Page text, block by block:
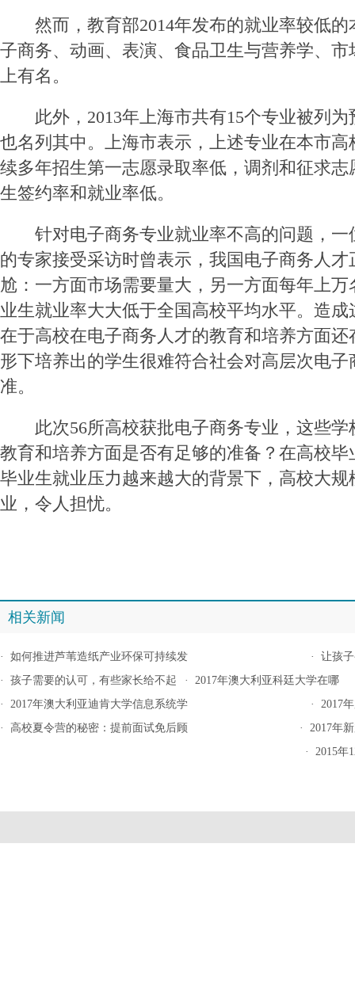
然而，教育部2014年发布的就业率较低的
子商务、动画、表演、食品卫生与营养学、市
上有名。
此外，2013年上海市共有15个专业被列为
也名列其中。上海市表示，上述专业在本市
续多年招生第一志愿录取率低，调剂和征求
生签约率和就业率低。
针对电子商务专业就业率不高的问题，一
的专家接受采访时曾表示，我国电子商务人
尬：一方面市场需要量大，另一方面每年上
业生就业率大大低于全国高校平均水平。造
在于高校在电子商务人才的教育和培养方面
形下培养出的学生很难符合社会对高层次电
准。
此次56所高校获批电子商务专业，这些学
教育和培养方面是否有足够的准备？在高校
毕业生就业压力越来越大的背景下，高校大
业，令人担忧。
相关新闻
· 如何推进芦苇造纸产业环保可持续发 · 让孩
· 孩子需要的认可，有些家长给不起 · 2017年澳大利亚科廷大学在哪
· 2017
· 2017年澳大利亚迪肯大学信息系统学
· 2017年
· 高校夏令营的秘密：提前面试免后顾
· 2015年